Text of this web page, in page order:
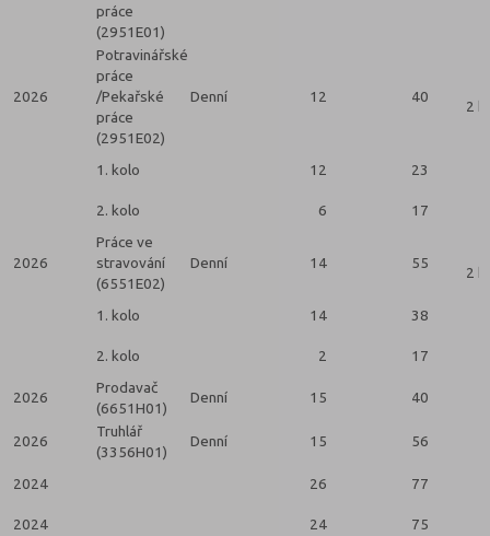
práce
(2951E01)
2026
Potravinářské
práce
/Pekařské
práce
(2951E02)
Denní 12 40
2
1. kolo 12 23
2. kolo 6 17
2026
Práce ve
stravování
(6551E02)
Denní 14 55
2
1. kolo 14 38
2. kolo 2 17
2026
Prodavač
(6651H01)
Denní 15 40
2026
Truhlář
(3356H01)
Denní 15 56
2024 26 77
2024 24 75